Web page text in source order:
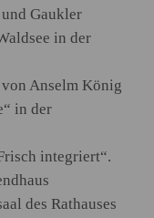
Gaukler
in der
Anselm König
in der
integriert“.
des Rathauses